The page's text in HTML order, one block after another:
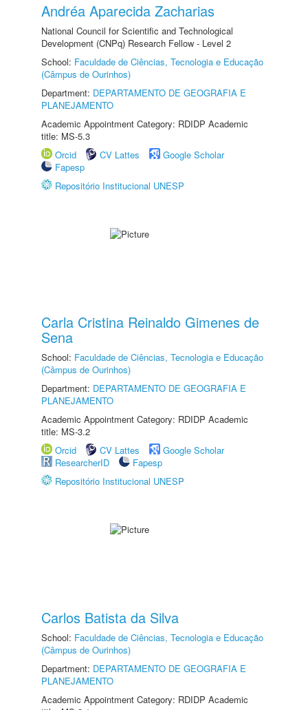
Andréa Aparecida Zacharias
National Council for Scientific and Technological
Development (CNPq) Research Fellow - Level 2
School: Faculdade de Ciências, Tecnologia e Educação
(Câmpus de Ourinhos)
Department: DEPARTAMENTO DE GEOGRAFIA E
PLANEJAMENTO
Academic Appointment Category: RDIDP Academic
title: MS-5.3
Orcid
CV Lattes
Google Scholar
Fapesp
Repositório Institucional UNESP
Carla Cristina Reinaldo Gimenes de
Sena
School: Faculdade de Ciências, Tecnologia e Educação
(Câmpus de Ourinhos)
Department: DEPARTAMENTO DE GEOGRAFIA E
PLANEJAMENTO
Academic Appointment Category: RDIDP Academic
title: MS-3.2
Orcid
CV Lattes
Google Scholar
ResearcherID
Fapesp
Repositório Institucional UNESP
Carlos Batista da Silva
School: Faculdade de Ciências, Tecnologia e Educação
(Câmpus de Ourinhos)
Department: DEPARTAMENTO DE GEOGRAFIA E
PLANEJAMENTO
Academic Appointment Category: RDIDP Academic